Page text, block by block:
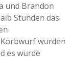
und Brandon
Stunden das
wurden
es wurde